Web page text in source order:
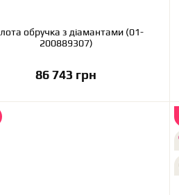
обручка з діамантами (01-
200889307)
86 743 грн
До кошика